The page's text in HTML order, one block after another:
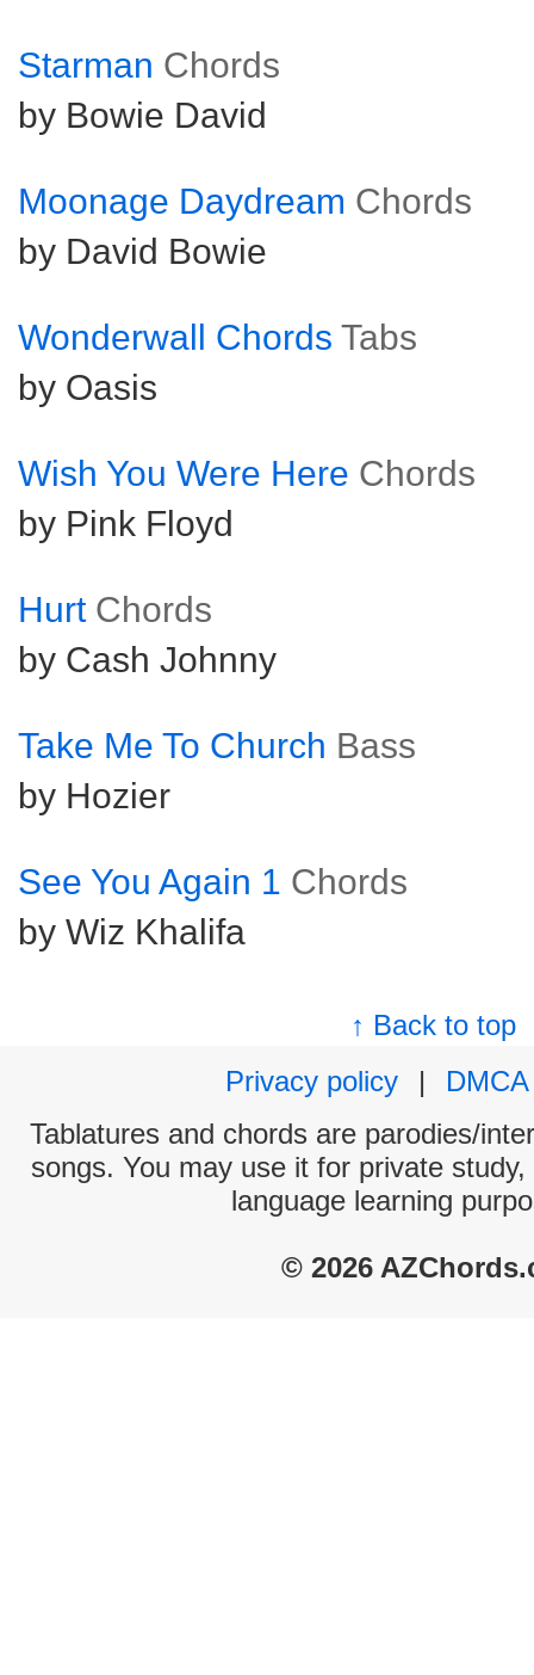
Starman Chords
by Bowie David
Moonage Daydream Chords
by David Bowie
Wonderwall Chords Tabs
by Oasis
Wish You Were Here Chords
by Pink Floyd
Hurt Chords
by Cash Johnny
Take Me To Church Bass
by Hozier
See You Again 1 Chords
by Wiz Khalifa
↑ Back to top
Privacy policy
|
DMCA
Tablatures and chords are parodies/
songs. You may use it for private
language learning
© 2026